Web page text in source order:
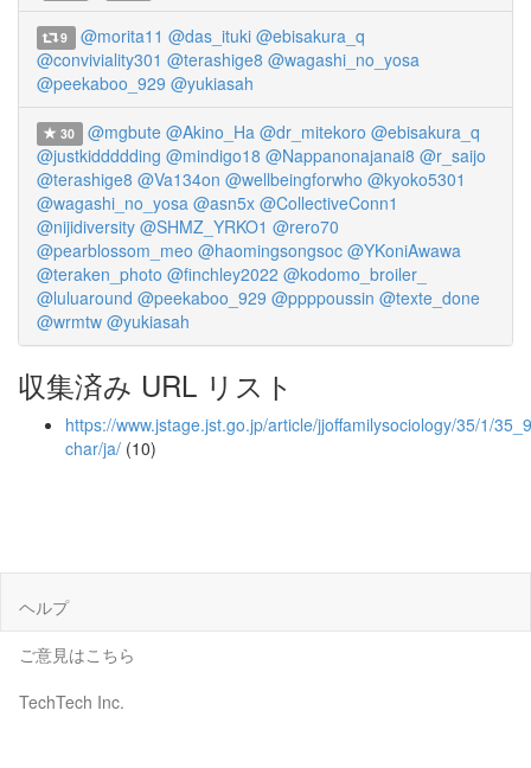
9 @morita11 @das_ituki @ebisakura_q
@conviviality301 @terashige8 @wagashi_no_yosa
@peekaboo_929 @yukiasah
30 @mgbute @Akino_Ha @dr_mitekoro @ebisakura_q
@justkiddddding @mindigo18 @Nappanonajanai8 @r_saijo
@terashige8 @Va134on @wellbeingforwho @kyoko5301
@wagashi_no_yosa @asn5x @CollectiveConn1
@nijidiversity @SHMZ_YRKO1 @rero70
@pearblossom_meo @haomingsongsoc @YKoniAwawa
@teraken_photo @finchley2022 @kodomo_broiler_
@luluaround @peekaboo_929 @ppppoussin @texte_done
@wrmtw @yukiasah
収集済み URL リスト
https://www.jstage.jst.go.jp/article/jjoffamilysociology/35/1/
char/ja/ (10)
ヘルプ
ご意見はこちら
TechTech Inc.